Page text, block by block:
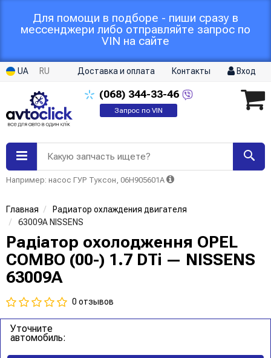
Для помощи в подборе - пиши сразу в
мессенджери либо отправляйте запрос по
VIN на сайте
UA RU Доставка и оплата Контакты Вход
(068) 344-33-46
Запрос по VIN
Какую запчасть ищете?
Например: насос ГУР Туксон, 06H905601A
Главная
Радиатор охлаждения двигателя
63009A NISSENS
Радіатор охолодження OPEL
COMBO (00-) 1.7 DTi — NISSENS
63009A
0 отзывов
Уточните
автомобиль: